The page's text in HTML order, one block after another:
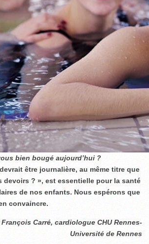
bien bougé aujourd’hui ?
être journalière, au même titre que
devoirs ? », est essentielle pour la santé
de nos enfants. Nous espérons que
convaincre.
Carré, cardiologue CHU Rennes-
Université de Rennes